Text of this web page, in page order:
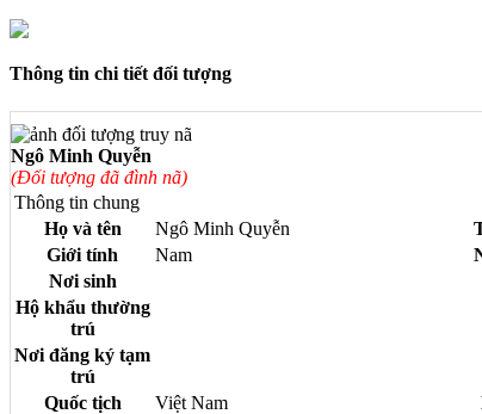
Thông tin chi tiết đối tượng
Ngô Minh Quyễn
(Đối tượng đã đình nã)
Thông tin chung
Họ và tên
Ngô Minh Quyễn
Giới tính
Nam
Nơi sinh
Hộ khẩu thường
trú
Nơi đăng ký tạm
trú
Quốc tịch
Việt Nam